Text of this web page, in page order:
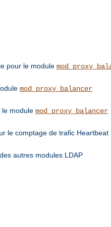
pour le module
mod_proxy_balancer
le module mod_proxy_balancer
le comptage de trafic Heartbeat
autres modules LDAP